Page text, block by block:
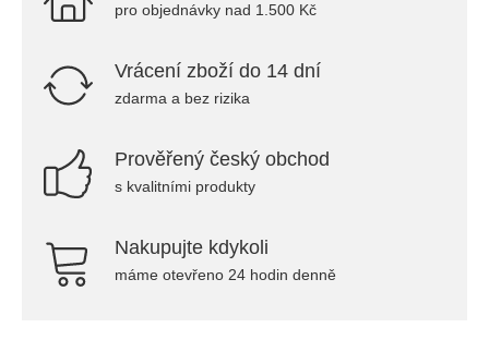
pro objednávky nad 1.500 Kč
Vrácení zboží do 14 dní
zdarma a bez rizika
Prověřený český obchod
s kvalitními produkty
Nakupujte kdykoli
máme otevřeno 24 hodin denně